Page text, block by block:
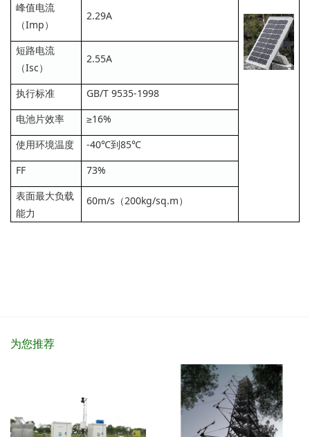
峰值电流
（Imp）
2.29A
短路电流
（Isc）
2.55A
执行标准
GB/T 9535-1998
电池片效率
≥16%
使用环境温度
-40℃到85℃
FF
73%
表面最大负载
能力
60m/s（200kg/sq.m）
为您推荐